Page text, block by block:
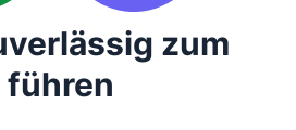
zum